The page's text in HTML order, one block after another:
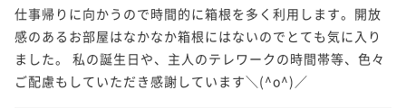
仕事帰りに向かうので時間的に箱根を多く利用します。開放
感のあるお部屋はなかなか箱根にはないのでとても気に入り
ました。 私の誕生日や、主人のテレワークの時間帯等、色々
ご配慮もしていただき感謝しています＼(^o^)／